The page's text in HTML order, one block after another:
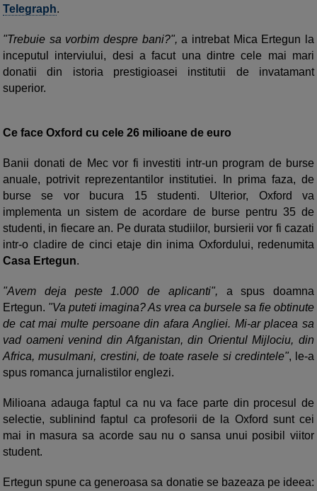
Telegraph.
"Trebuie sa vorbim despre bani?", a intrebat Mica Ertegun la
inceputul interviului, desi a facut una dintre cele mai mari
donatii din istoria prestigioasei institutii de invatamant
superior.
Ce face Oxford cu cele 26 milioane de euro
Banii donati de Mec vor fi investiti intr-un program de burse
anuale, potrivit reprezentantilor institutiei. In prima faza, de
burse se vor bucura 15 studenti. Ulterior, Oxford va
implementa un sistem de acordare de burse pentru 35 de
studenti, in fiecare an. Pe durata studiilor, bursierii vor fi cazati
intr-o cladire de cinci etaje din inima Oxfordului, redenumita
Casa Ertegun.
"Avem deja peste 1.000 de aplicanti", a spus doamna
Ertegun. "Va puteti imagina? As vrea ca bursele sa fie obtinute
de cat mai multe persoane din afara Angliei. Mi-ar placea sa
vad oameni venind din Afganistan, din Orientul Mijlociu, din
Africa, musulmani, crestini, de toate rasele si credintele", le-a
spus romanca jurnalistilor englezi.
Milioana adauga faptul ca nu va face parte din procesul de
selectie, sublinind faptul ca profesorii de la Oxford sunt cei
mai in masura sa acorde sau nu o sansa unui posibil viitor
student.
Ertegun spune ca generoasa sa donatie se bazeaza pe ideea: